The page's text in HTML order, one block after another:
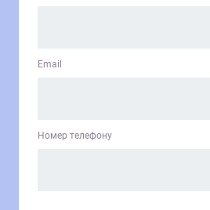
Email
Номер телефону